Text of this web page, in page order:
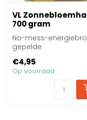
VL
700 gram
No-mess-
gepelde
tuinvogels
€4,95
Op voorraad